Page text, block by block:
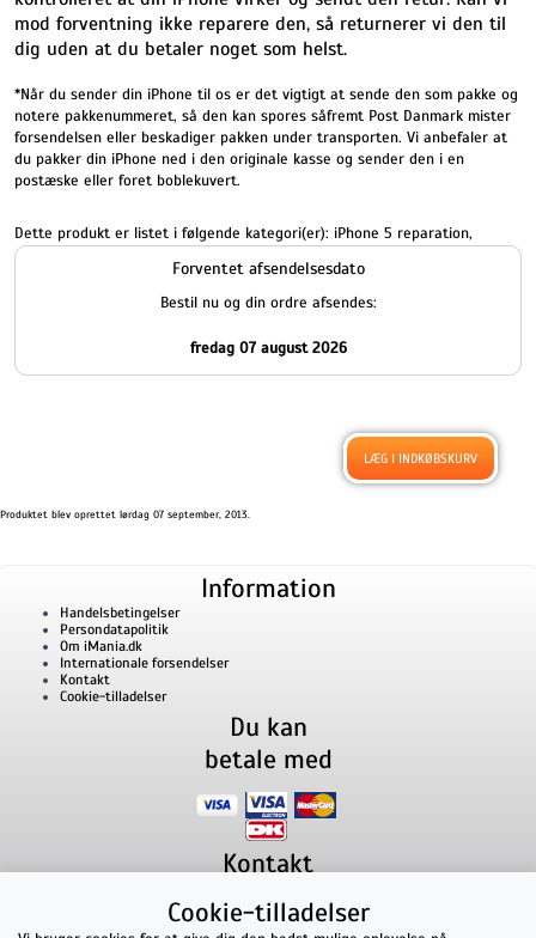
mod forventning ikke reparere den, så returnerer vi den til
dig uden at du betaler noget som helst.
*Når du sender din iPhone til os er det vigtigt at sende den som pakke og
notere pakkenummeret, så den kan spores såfremt Post Danmark mister
forsendelsen eller beskadiger pakken under transporten. Vi anbefaler at
du pakker din iPhone ned i den originale kasse og sender den i en
postæske eller foret boblekuvert.
Dette produkt er listet i følgende kategori(er): iPhone 5 reparation,
Forventet afsendelsesdato
Bestil nu og din ordre afsendes:
fredag 07 august 2026
Produktet blev oprettet lørdag 07 september, 2013.
Information
Handelsbetingelser
Persondatapolitik
Om iMania.dk
Internationale forsendelser
Kontakt
Cookie-tilladelser
Du kan
betale med
Kontakt
Lillevorde Kær 29280 Storvorde
CVR nummer: 33182805 | E-mail: kontakt@imania.dk
Cookie-tilladelser